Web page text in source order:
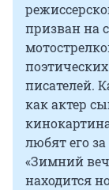
призван на
писателей.
как актер
любят его
«Зимний
находится